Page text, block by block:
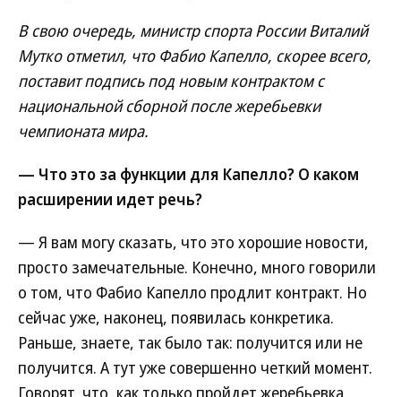
В свою очередь, министр спорта России Виталий
Мутко отметил, что Фабио Капелло, скорее всего,
поставит подпись под новым контрактом с
национальной сборной после жеребьевки
чемпионата мира.
— Что это за функции для Капелло? О каком
расширении идет речь?
— Я вам могу сказать, что это хорошие новости,
просто замечательные. Конечно, много говорили
о том, что Фабио Капелло продлит контракт. Но
сейчас уже, наконец, появилась конкретика.
Раньше, знаете, так было так: получится или не
получится. А тут уже совершенно четкий момент.
Говорят, что, как только пройдет жеребьевка